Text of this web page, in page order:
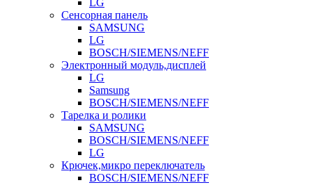
LG
Сенсорная панель
SAMSUNG
LG
BOSCH/SIEMENS/NEFF
Электронный модуль,дисплей
LG
Samsung
BOSCH/SIEMENS/NEFF
Тарелка и ролики
SAMSUNG
BOSCH/SIEMENS/NEFF
LG
Крючек,микро переключатель
BOSCH/SIEMENS/NEFF